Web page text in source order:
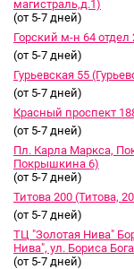
магистраль,д.1)
(от 5-7 дней)
Горский м-н 64 отдел
(от 5-7 дней)
Гурьевская 55
(от 5-7 дней)
Красный проспект
(от 5-7 дней)
Пл. Карла Маркса,
Покрышкина 6)
(от 5-7 дней)
Титова 200 (Титова,
(от 5-7 дней)
ТЦ "Золотая Нива"
Нива", ул. Бориса
(от 5-7 дней)